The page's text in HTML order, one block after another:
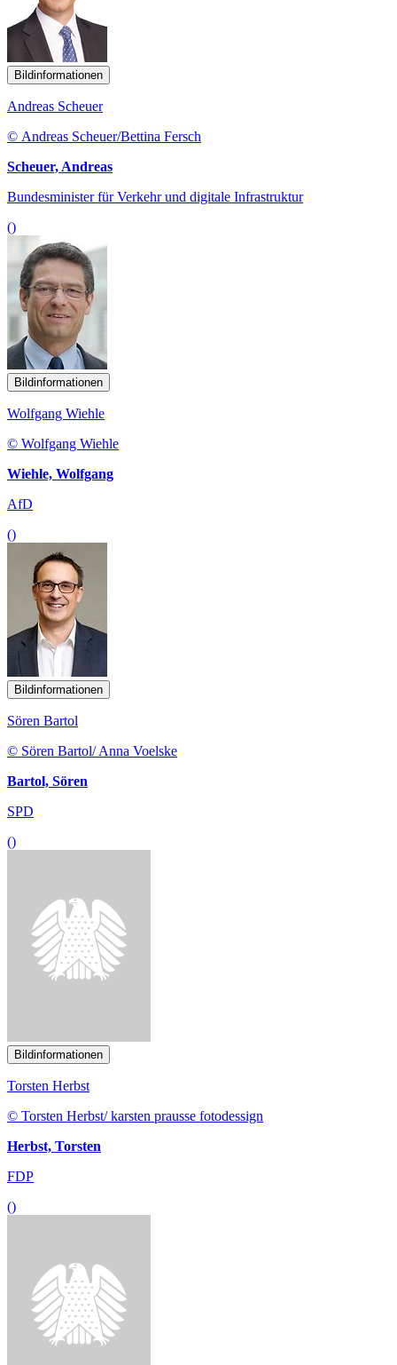
Bildinformationen
Andreas Scheuer
© Andreas Scheuer/Bettina Fersch
Scheuer, Andreas
Bundesminister für Verkehr und digitale Infrastruktur
()
Bildinformationen
Wolfgang Wiehle
© Wolfgang Wiehle
Wiehle, Wolfgang
AfD
()
Bildinformationen
Sören Bartol
© Sören Bartol/ Anna Voelske
Bartol, Sören
SPD
()
© Torsten Herbst/ karsten prausse fotodessign
Herbst, Torsten
FDP
()